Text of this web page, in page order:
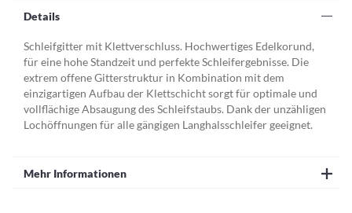
Details
Schleifgitter mit Klettverschluss. Hochwertiges Edelkorund,
für eine hohe Standzeit und perfekte Schleifergebnisse. Die
extrem offene Gitterstruktur in Kombination mit dem
einzigartigen Aufbau der Klettschicht sorgt für optimale und
vollflächige Absaugung des Schleifstaubs. Dank der unzähligen
Lochöffnungen für alle gängigen Langhalsschleifer geeignet.
Mehr Informationen